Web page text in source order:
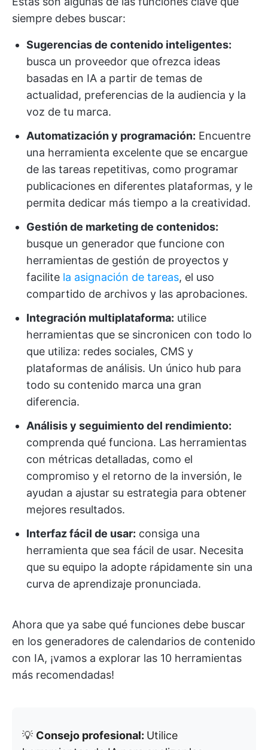
siempre debes buscar:
Sugerencias de contenido inteligentes:
busca un proveedor que ofrezca ideas
basadas en IA a partir de temas de
actualidad, preferencias de la audiencia y la
voz de tu marca.
Automatización y programación: Encuentre
una herramienta excelente que se encargue
de las tareas repetitivas, como programar
publicaciones en diferentes plataformas, y le
permita dedicar más tiempo a la creatividad.
Gestión de marketing de contenidos:
busque un generador que funcione con
herramientas de gestión de proyectos y
facilite la asignación de tareas, el uso
compartido de archivos y las aprobaciones.
Integración multiplataforma: utilice
herramientas que se sincronicen con todo lo
que utiliza: redes sociales, CMS y
plataformas de análisis. Un único hub para
todo su contenido marca una gran
diferencia.
Análisis y seguimiento del rendimiento:
comprenda qué funciona. Las herramientas
con métricas detalladas, como el
compromiso y el retorno de la inversión, le
ayudan a ajustar su estrategia para obtener
mejores resultados.
Interfaz fácil de usar: consiga una
herramienta que sea fácil de usar. Necesita
que su equipo la adopte rápidamente sin una
curva de aprendizaje pronunciada.
Ahora que ya sabe qué funciones debe buscar
en los generadores de calendarios de contenido
con IA, ¡vamos a explorar las 10 herramientas
más recomendadas!
💡 Consejo profesional: Utilice